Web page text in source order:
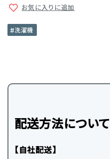
お気に入りに追加
洗濯機
配送方法について
【自社配送】